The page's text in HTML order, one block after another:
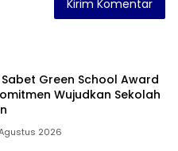
Sabet Green School Award
Wujudkan Sekolah
2026